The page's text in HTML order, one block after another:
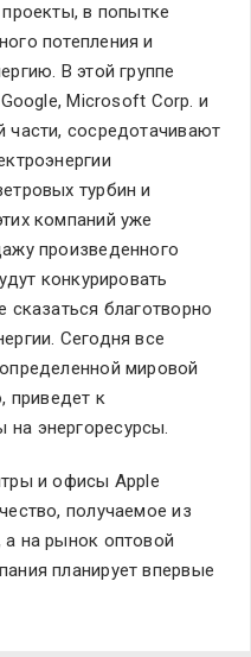
в попытке
потепления и
В этой группе
Microsoft Corp. и
сосредотачивают
турбин и
компаний уже
произведенного
конкурировать
благотворно
Сегодня все
мировой
приведет к
энергоресурсы.
и офисы Apple
получаемое из
на рынок оптовой
планирует впервые